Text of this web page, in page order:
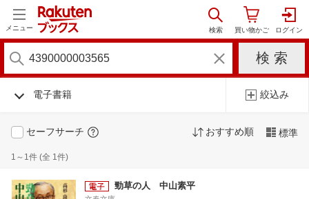
メニュー
電子書籍 絞込み
セーフサーチ おすすめ順 標準
1～1件 (全 1件)
勁草の人 中山素平